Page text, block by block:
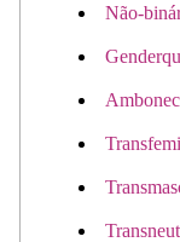
Não-
Ambonec